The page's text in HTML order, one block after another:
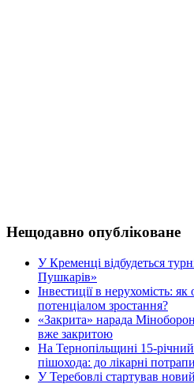
Нещодавно опубліковане
У Кременці відбудеться
Пушкарів»
Інвестиції в нерухомість:
потенціалом зростання?
«Закрита» нарада
вже закритою
На Тернопільщині 15-
пішохода: до лікарні
У Теребовлі стартував